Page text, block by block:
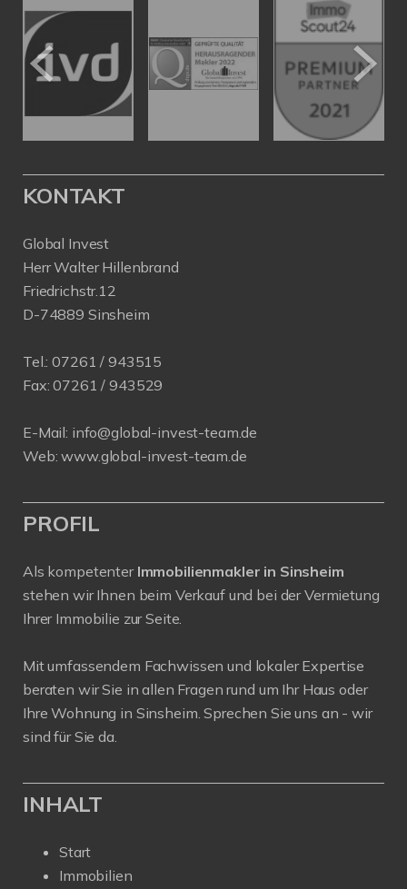
KONTAKT
Global Invest
Herr Walter Hillenbrand
Friedrichstr.12
D-74889 Sinsheim
Tel.:07261 / 943515
Fax: 07261 / 943529
E-Mail: info@global-invest-team.de
Web:www.global-invest-team.de
PROFIL
Als kompetenter Immobilienmakler in Sinsheim
stehen wir Ihnen beim Verkauf und bei der Vermietung
Ihrer Immobilie zur Seite.
Mit umfassendem Fachwissen und lokaler Expertise
beraten wir Sie in allen Fragen rund um Ihr Haus oder
Ihre Wohnung in Sinsheim. Sprechen Sie uns an - wir
sind für Sie da.
INHALT
Start
Immobilien